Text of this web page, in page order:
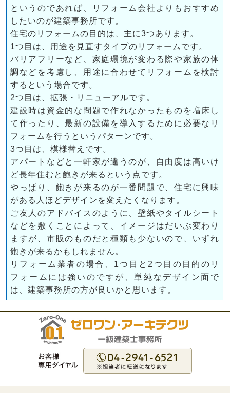
というのであれば、リフォーム会社よりもおすすめ
したいのが建築事務所です。
住宅のリフォームの目的は、主に3つあります。
1つ目は、用途を見直すタイプのリフォームです。
バリアフリーなど、家庭環境が変わる際や家族の体
調などを考慮し、用途に合わせてリフォームを検討
するという場合です。
2つ目は、拡張・リニューアルです。
建設時は資金的な問題で作れなかったものを増床し
て作ったり、最新の設備を導入するために必要なリ
フォームを行うというパターンです。
3つ目は、模様替えです。
アパートなどと一軒家が違うのが、自由度は高いけ
ど長年住むと飽きが来るという点です。
やっぱり、飽きが来るのが一番問題で、住宅に興味
がある人ほどデザインを変えたくなります。
ご友人のアドバイスのように、壁紙やタイルシート
などを敷くことによって、イメージはだいぶ変わり
ますが、市販のものだと種類も少ないので、いずれ
飽きが来るかもしれません。
リフォーム業者の場合、1つ目と2つ目の目的のリ
フォームには強いのですが、単純なデザイン面で
は、建築事務所の方が良いかと思います。